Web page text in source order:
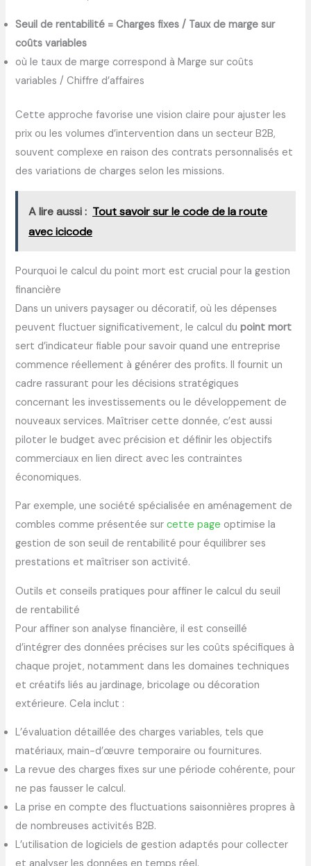
Seuil de rentabilité = Charges fixes / Taux de marge sur
coûts variables
où le taux de marge correspond à Marge sur coûts
variables / Chiffre d’affaires
Cette approche favorise une vision claire pour ajuster les
prix ou les volumes d’intervention dans un secteur B2B,
souvent complexe en raison des contrats personnalisés et
des variations de charges selon les missions.
A lire aussi : Tout savoir sur le code de la route
avec icicode
Pourquoi le calcul du point mort est crucial pour la gestion
financière
Dans un univers paysager ou décoratif, où les dépenses
peuvent fluctuer significativement, le calcul dupoint mort
sert d’indicateur fiable pour savoir quand une entreprise
commence réellement à générer des profits. Il fournit un
cadre rassurant pour les décisions stratégiques
concernant les investissements ou le développement de
nouveaux services. Maîtriser cette donnée, c’est aussi
piloter le budget avec précision et définir les objectifs
commerciaux en lien direct avec les contraintes
économiques.
Par exemple, une société spécialisée en aménagement de
combles comme présentée surcette page optimise la
gestion de son seuil de rentabilité pour équilibrer ses
prestations et maîtriser son activité.
Outils et conseils pratiques pour affiner le calcul du seuil
de rentabilité
Pour affiner son analyse financière, il est conseillé
d’intégrer des données précises sur les coûts spécifiques à
chaque projet, notamment dans les domaines techniques
et créatifs liés au jardinage, bricolage ou décoration
extérieure. Cela inclut :
L’évaluation détaillée des charges variables, tels que
matériaux, main-d’œuvre temporaire ou fournitures.
La revue des charges fixes sur une période cohérente, pour
ne pas fausser le calcul.
La prise en compte des fluctuations saisonnières propres à
de nombreuses activités B2B.
L’utilisation de logiciels de gestion adaptés pour collecter